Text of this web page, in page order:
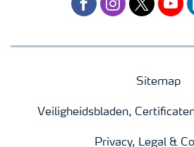
Sitemap
Veiligheidsbladen,
Privacy, Legal &